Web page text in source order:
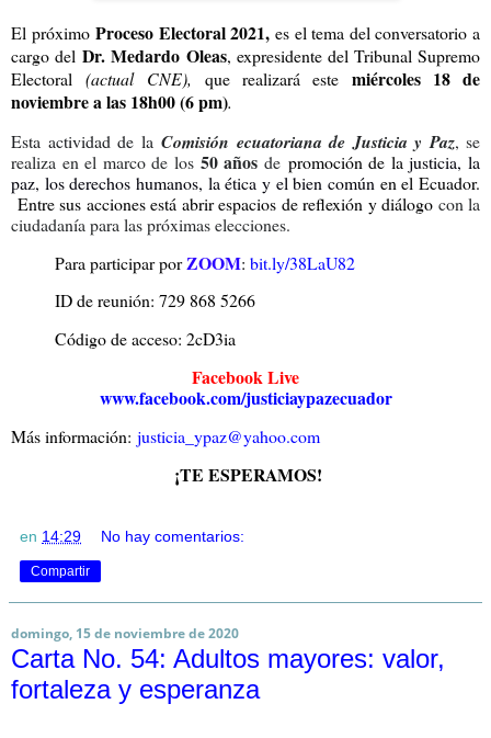
El próximoProceso Electoral 2021,es el tema del conversatorio a
cargo delDr. Medardo Oleas, expresidente del Tribunal Supremo
Electoral(actual CNE), que realizará este miércoles 18 de
noviembre a las 18h00 (6 pm).
Esta actividad de la Comisión ecuatoriana de Justicia y Paz, se
realiza en el marco de los 50 años de promoción de lajusticia, la
paz, los derechos humanos, la ética y el bien común en el Ecuador.
Entre sus acciones está abrir espacios de reflexión y diálogo con la
ciudadanía para las próximas elecciones.
Para participar porZOOM: bit.ly/38LaU82
ID de reunión: 729 868 5266
Código de acceso: 2cD3ia
Facebook Live
www.facebook.com/justiciaypazecuador
Más información: justicia_ypaz@yahoo.com
¡TE ESPERAMOS!
en 14:29 No hay comentarios:
Compartir
domingo, 15 de noviembre de 2020
Carta No. 54: Adultos mayores: valor,
fortaleza y esperanza